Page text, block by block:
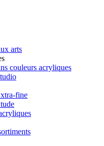
arts
couleurs acryliques
fine